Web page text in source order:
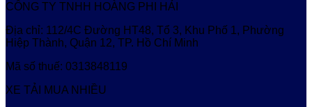
CÔNG TY TNHH HOÀNG PHI HẢI
Địa chỉ: 112/4C Đường HT48, Tổ 3, Khu Phố 1, Phường
Hiệp Thành, Quận 12, TP. Hồ Chí Minh
Mã số thuế: 0313848119
XE TẢI MUA NHIỀU